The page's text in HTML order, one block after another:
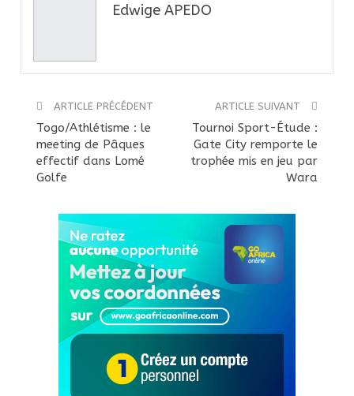
Edwige APEDO
ARTICLE PRÉCÉDENT
Togo/Athlétisme : le
meeting de Pâques
effectif dans Lomé
Golfe
ARTICLE SUIVANT
Tournoi Sport-Étude :
Gate City remporte le
trophée mis en jeu par
Wara